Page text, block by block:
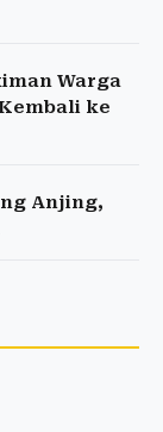
Warga
ke
Anjing,